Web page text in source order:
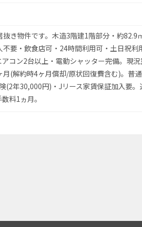
き物件です。木造3階建1階部分・約82.9
要・飲食店可・24時間利用可・土日祝利
コン2台以上・電動シャッター完備。現況
(解約時4ヶ月償却/原状回復費含む)。普
(2年30,000円)・Jリース家賃保証加入要。
料1ヵ月。